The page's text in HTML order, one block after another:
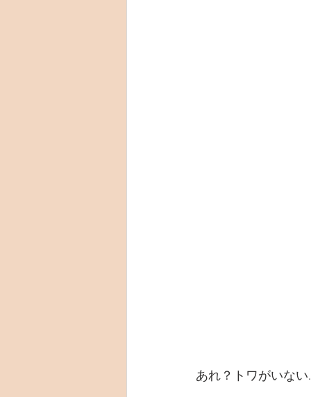
あれ？トワがいな